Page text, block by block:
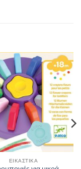
ΕΙΚΑΣΤΙΚΆ